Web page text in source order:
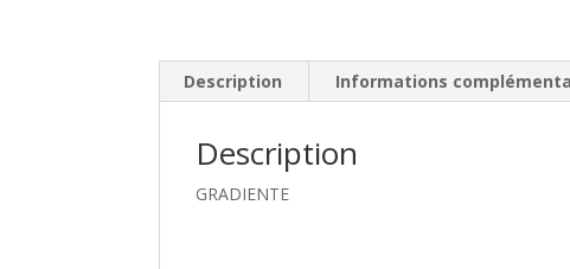
Description Informations
Description
GRADIENTE